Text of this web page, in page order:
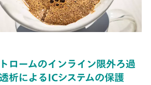
ロームのインライン限外ろ過
析によるICシステムの保護